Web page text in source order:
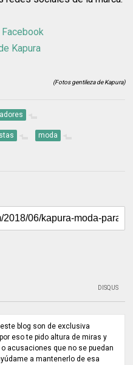
Facebook
Kapura
(Fotos gentileza de Kapura)
moda
DISQUS
blog son de exclusiva
eso te pido altura de miras y
acusaciones que no se puedan
a mantenerlo de esa